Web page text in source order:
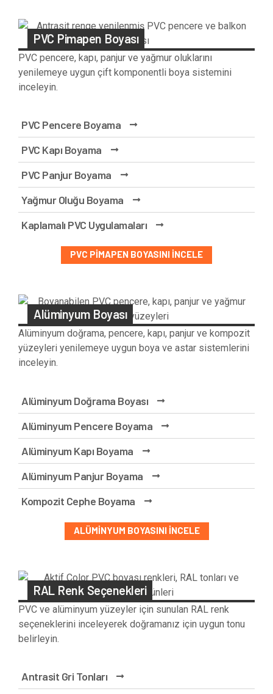
PVC Pimapen Boyası
PVC pencere, kapı, panjur ve yağmur oluklarını
yenilemeye uygun çift komponentli boya sistemini
inceleyin.
PVC Pencere Boyama
PVC Kapı Boyama
PVC Panjur Boyama
Yağmur Oluğu Boyama
Kaplamalı PVC Uygulamaları
PVC PIMAPEN BOYASINI İNCELE
Alüminyum Boyası
Alüminyum doğrama, pencere, kapı, panjur ve kompozit
yüzeyleri yenilemeye uygun boya ve astar sistemlerini
inceleyin.
Alüminyum Doğrama Boyası
Alüminyum Pencere Boyama
Alüminyum Kapı Boyama
Alüminyum Panjur Boyama
Kompozit Cephe Boyama
ALÜMINYUM BOYASINI İNCELE
RAL Renk Seçenekleri
PVC ve alüminyum yüzeyler için sunulan RAL renk
seçeneklerini inceleyerek doğramanız için uygun tonu
belirleyin.
Antrasit Gri Tonları